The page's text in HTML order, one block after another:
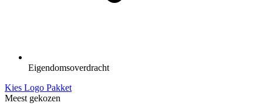
Eigendomsoverdracht
Kies Logo Pakket
Meest gekozen